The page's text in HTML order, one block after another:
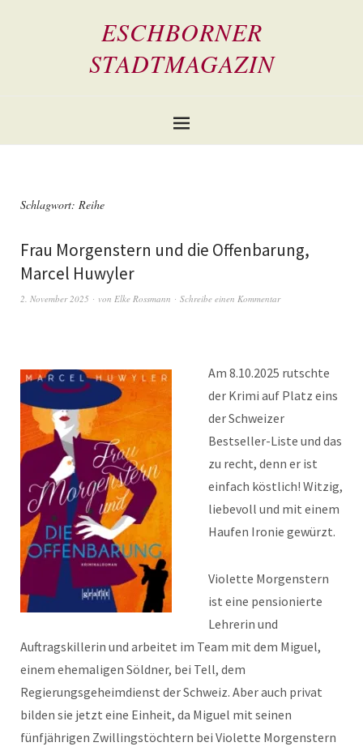
ESCHBORNER
STADTMAGAZIN
Schlagwort: Reihe
Frau Morgenstern und die Offenbarung,
Marcel Huwyler
2. November 2025 von Elke Rossmann Schreibe einen Kommentar
Am 8.10.2025 rutschte
der Krimi auf Platz eins
der Schweizer
Bestseller-Liste und das
zu recht, denn er ist
einfach köstlich! Witzig,
liebevoll und mit einem
Haufen Ironie gewürzt.
Violette Morgenstern
ist eine pensionierte
Lehrerin und
Auftragskillerin und arbeitet im Team mit dem Miguel,
einem ehemaligen Söldner, bei Tell, dem
Regierungsgeheimdienst der Schweiz. Aber auch privat
bilden sie jetzt eine Einheit, da Miguel mit seinen
fünfjährigen Zwillingstöchtern bei Violette Morgenstern